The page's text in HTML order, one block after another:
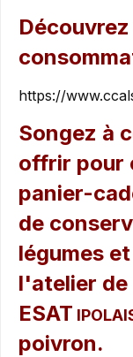
Découvrez
https://
Songez à
offrir pour
panier-
de
légumes
l'atelier de
ESAT
poivron.